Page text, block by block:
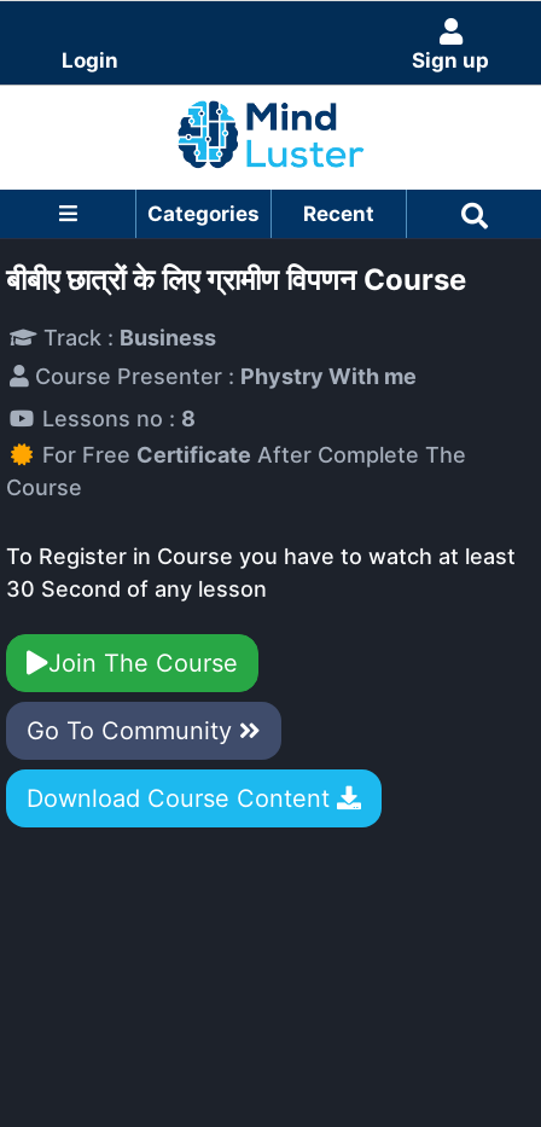
Login Sign up
Categories Recent
बीबीए छात्रों के लिए ग्रामीण विपणन Course
Track : Business
Course Presenter : Phystry With me
Lessons no : 8
For Free Certificate After Complete The
Course
To Register in Course you have to watch at least
30 Second of any lesson
Join The Course
Go To Community
Download Course Content